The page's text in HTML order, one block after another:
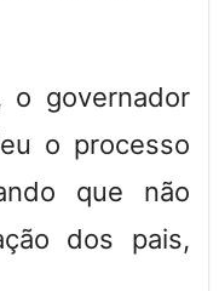
o governador
o processo
que não
dos pais,